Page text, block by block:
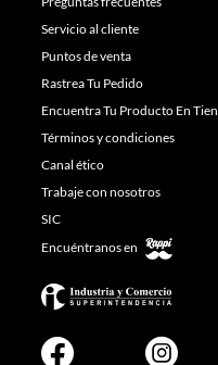
Servicio al cliente
Puntos de venta
Rastrea Tu Pedido
Encuentra Tu Producto En
Términos y condiciones
Canal ético
Trabaje con nosotros
SIC
Encuéntranos en